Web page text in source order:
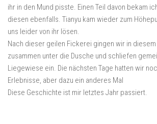
ihr in den Mund pisste. Einen Teil davon bekam
diesen ebenfalls. Tianyu kam wieder zum
uns leider von ihr lösen.
Nach dieser geilen Fickerei gingen wir in
zusammen unter die Dusche und schliefen
Liegewiese ein. Die nächsten Tage hatten wir
Erlebnisse, aber dazu ein anderes Mal
Diese Geschichte ist mir letztes Jahr passiert.